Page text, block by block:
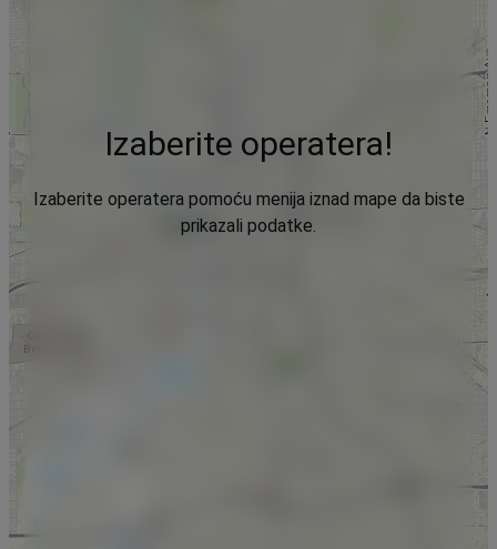
Izaberite operatera!
Izaberite operatera pomoću menija iznad mape da biste
prikazali podatke.